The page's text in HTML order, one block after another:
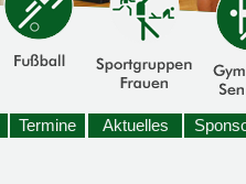
Termine Aktuelles